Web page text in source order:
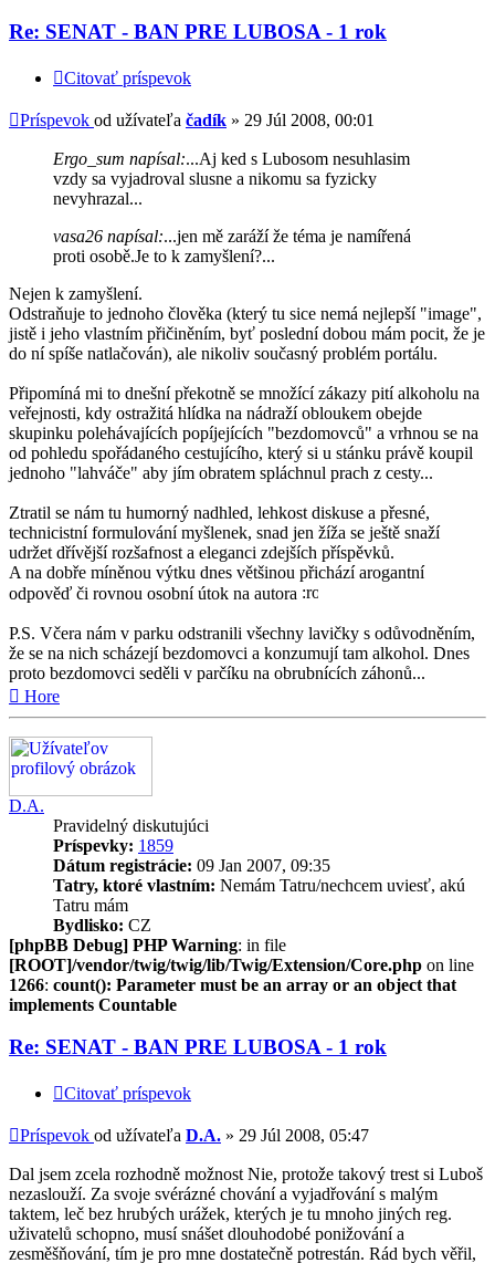
Re: SENAT - BAN PRE LUBOSA - 1 rok
Citovať príspevok
Príspevok od užívateľa čadík » 29 Júl 2008, 00:01
Ergo_sum napísal:...Aj ked s Lubosom nesuhlasim
vzdy sa vyjadroval slusne a nikomu sa fyzicky
nevyhrazal...
vasa26 napísal:...jen mě zaráží že téma je namířená
proti osobě.Je to k zamyšlení?...
Nejen k zamyšlení.
Odstraňuje to jednoho člověka (který tu sice nemá nejlepší "image",
jistě i jeho vlastním přičiněním, byť poslední dobou mám pocit, že je
do ní spíše natlačován), ale nikoliv současný problém portálu.
Připomíná mi to dnešní překotně se množící zákazy pití alkoholu na
veřejnosti, kdy ostražitá hlídka na nádraží obloukem obejde
skupinku polehávajících popíjejících "bezdomovců" a vrhnou se na
od pohledu spořádaného cestujícího, který si u stánku právě koupil
jednoho "lahváče" aby jím obratem spláchnul prach z cesty...
Ztratil se nám tu humorný nadhled, lehkost diskuse a přesné,
technicistní formulování myšlenek, snad jen žíža se ještě snaží
udržet dřívější rozšafnost a eleganci zdejších příspěvků.
A na dobře míněnou výtku dnes většinou přichází arogantní
odpověď či rovnou osobní útok na autora
P.S. Včera nám v parku odstranili všechny lavičky s odůvodněním,
že se na nich scházejí bezdomovci a konzumují tam alkohol. Dnes
proto bezdomovci seděli v parčíku na obrubnících záhonů...
Hore
D.A.
Pravidelný diskutujúci
Príspevky: 1859
Dátum registrácie: 09 Jan 2007, 09:35
Tatry, ktoré vlastním: Nemám Tatru/nechcem uviesť, akú
Tatru mám
Bydlisko: CZ
[phpBB Debug] PHP Warning: in file
[ROOT]/vendor/twig/twig/lib/Twig/Extension/Core.php on line
1266: count(): Parameter must be an array or an object that
implements Countable
Re: SENAT - BAN PRE LUBOSA - 1 rok
Citovať príspevok
Príspevok od užívateľa D.A. » 29 Júl 2008, 05:47
Dal jsem zcela rozhodně možnost Nie, protože takový trest si Luboš
nezaslouží. Za svoje svérázné chování a vyjadřování s malým
taktem, leč bez hrubých urážek, kterých je tu mnoho jiných reg.
uživatelů schopno, musí snášet dlouhodobé ponižování a
zesměšňování, tím je pro mne dostatečně potrestán. Rád bych věřil,